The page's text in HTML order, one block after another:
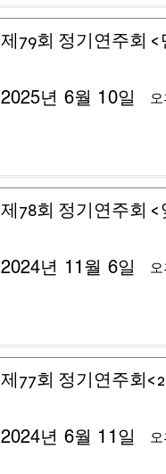
제79회 정기연주회
2025년 6월 10일
제78회 정기연주회
2024년 11월 6일
제77회 정기연주회
2024년 6월 11일